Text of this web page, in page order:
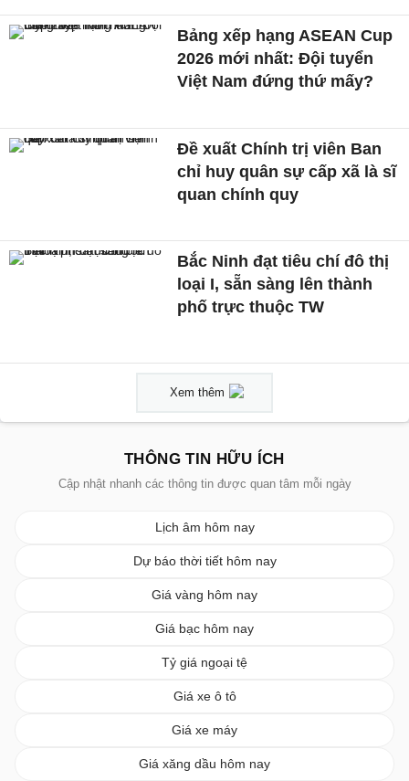
Bảng xếp hạng ASEAN Cup
2026 mới nhất: Đội tuyển
Việt Nam đứng thứ mấy?
Đề xuất Chính trị viên Ban
chỉ huy quân sự cấp xã là sĩ
quan chính quy
Bắc Ninh đạt tiêu chí đô thị
loại I, sẵn sàng lên thành
phố trực thuộc TW
Xem thêm
THÔNG TIN HỮU ÍCH
Cập nhật nhanh các thông tin được quan tâm mỗi ngày
Lịch âm hôm nay
Dự báo thời tiết hôm nay
Giá vàng hôm nay
Giá bạc hôm nay
Tỷ giá ngoại tệ
Giá xe ô tô
Giá xe máy
Giá xăng dầu hôm nay